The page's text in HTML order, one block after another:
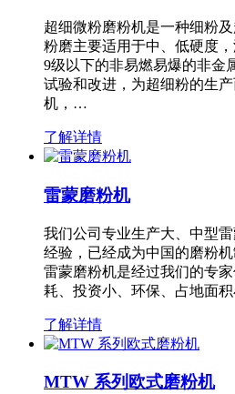
超细微粉磨粉机是一种细粉
粉磨主要适用于中、低硬度
9级以下的非易燃易爆的非金
试验和改进，为超细粉的生
机，…
了解详情
雷蒙磨粉机
我们公司专业生产大、中型
经验，已经成为中国的磨粉
雷蒙磨粉机是经过我们的专
耗、投资小、环保、占地面
了解详情
MTW 系列欧式磨粉机